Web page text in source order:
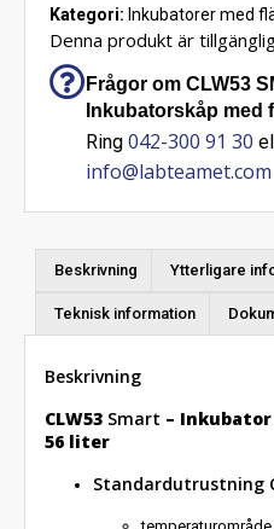
Kategori: Inkubatorer med
Denna produkt är
Frågor om CLW53
Inkubatorskåp med
Ring 042-300 91 30
info@labteamet.com
Beskrivning Ytterligare
Teknisk information
Beskrivning
CLW53 Smart –
56 liter
Standardutrustning